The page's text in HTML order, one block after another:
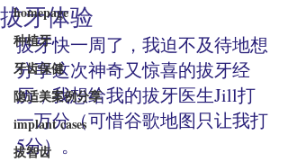
homepage
种植牙
牙齿保健
隐适美案例分享
implant cases
拔智齿
拔牙体验
拔牙快一周了，我迫不及待地想
分享这次神奇又惊喜的拔牙经
历，我想给我的拔牙医生Jill打
一万分（可惜谷歌地图只让我打
5分）。